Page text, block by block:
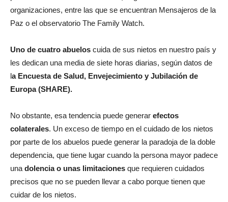
organizaciones, entre las que se encuentran Mensajeros de la
Paz o el observatorio The Family Watch.
Uno de cuatro abuelos cuida de sus nietos en nuestro país y
les dedican una media de siete horas diarias, según datos de
la Encuesta de Salud, Envejecimiento y Jubilación de
Europa (SHARE).
No obstante, esa tendencia puede generar efectos
colaterales. Un exceso de tiempo en el cuidado de los nietos
por parte de los abuelos puede generar la paradoja de la doble
dependencia, que tiene lugar cuando la persona mayor padece
una dolencia o unas limitaciones que requieren cuidados
precisos que no se pueden llevar a cabo porque tienen que
cuidar de los nietos.